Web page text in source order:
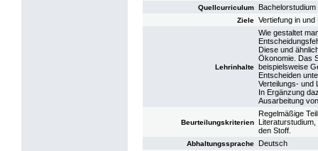
Quellcurriculum
Ziele Vertiefung in
Lehrinhalte
Wie gestaltet
Diese und
Ökonomie. Das
beispielsweise
Entscheiden
Verteilungs- und
In Ergänzung
Ausarbeitung
Beurteilungskriterien
Regelmäßige
den Stoff.
Abhaltungssprache Deutsch